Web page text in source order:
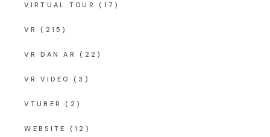
VIRTUAL TOUR (17)
VR (215)
VR DAN AR (22)
VR VIDEO (3)
VTUBER (2)
WEBSITE (12)